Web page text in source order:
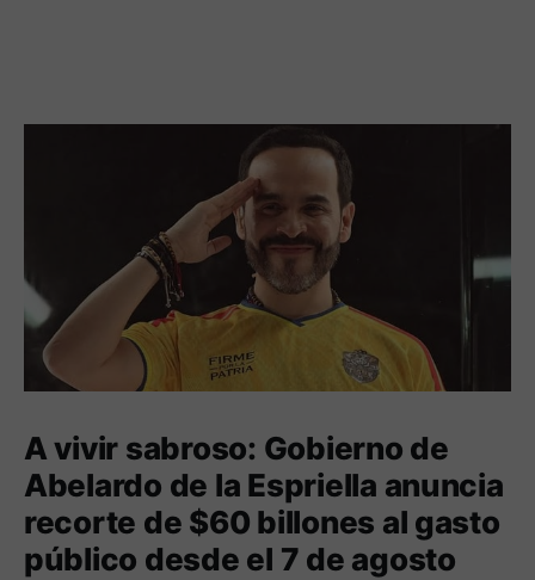
A vivir sabroso: Gobierno de
Abelardo de la Espriella anuncia
recorte de $60 billones al gasto
público desde el 7 de agosto